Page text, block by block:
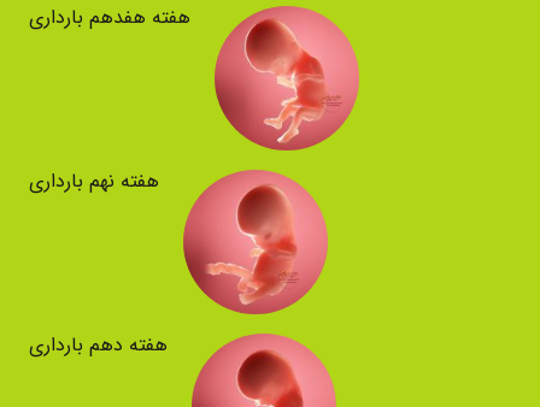
هفته هفدهم بارداری
هفته نهم بارداری
هفته دهم بارداری